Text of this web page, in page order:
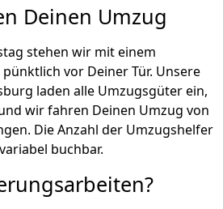
Deinen Umzug
stehen wir mit einem
vor Deiner Tür. Unsere
laden alle Umzugsgüter ein,
wir fahren Deinen Umzug von
Die Anzahl der Umzugshelfer
buchbar.